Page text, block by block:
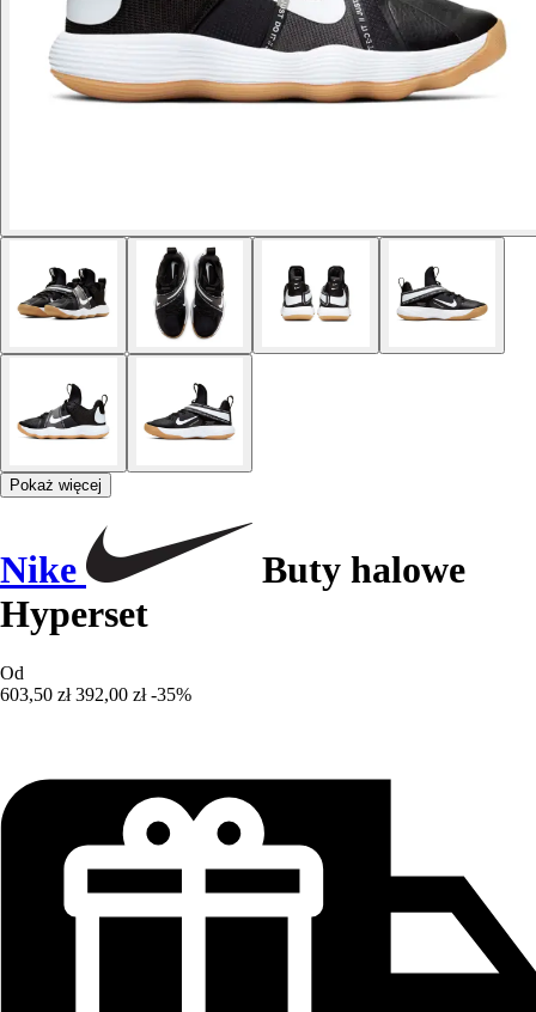
Pokaż więcej
Nike
Buty halowe
Hyperset
Od
603,50 zł 392,00 zł -35%